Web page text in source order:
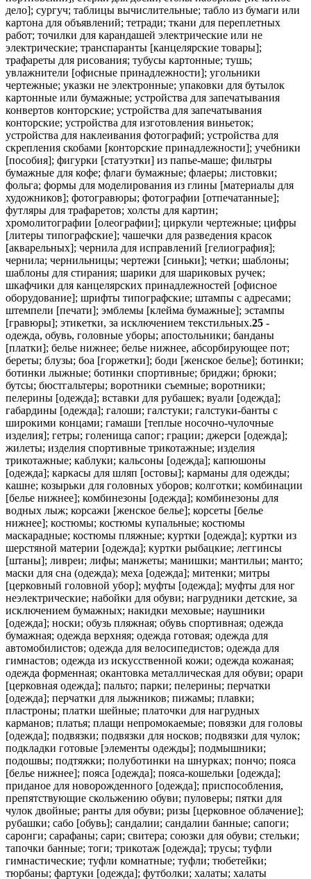
дело]; сургуч; таблицы вычислительные; табло из бумаги или
картона для объявлений; тетради; ткани для переплетных
работ; точилки для карандашей электрические или не
электрические; транспаранты [канцелярские товары];
трафареты для рисования; тубусы картонные; тушь;
увлажнители [офисные принадлежности]; угольники
чертежные; указки не электронные; упаковки для бутылок
картонные или бумажные; устройства для запечатывания
конвертов конторские; устройства для запечатывания
конторские; устройства для изготовления виньеток;
устройства для наклеивания фотографий; устройства для
скрепления скобами [конторские принадлежности]; учебники
[пособия]; фигурки [статуэтки] из папье-маше; фильтры
бумажные для кофе; флаги бумажные; флаеры; листовки;
фольга; формы для моделирования из глины [материалы для
художников]; фотогравюры; фотографии [отпечатанные];
футляры для трафаретов; холсты для картин;
хромолитографии [олеографии]; циркули чертежные; цифры
[литеры типографские]; чашечки для разведения красок
[акварельных]; чернила для исправлений [гелиография];
чернила; чернильницы; чертежи [синьки]; четки; шаблоны;
шаблоны для стирания; шарики для шариковых ручек;
шкафчики для канцелярских принадлежностей [офисное
оборудование]; шрифты типографские; штампы с адресами;
штемпели [печати]; эмблемы [клейма бумажные]; эстампы
[гравюры]; этикетки, за исключением текстильных.25 -
одежда, обувь, головные уборы; апостольники; банданы
[платки]; белье нижнее; белье нижнее, абсорбирующее пот;
береты; блузы; боа [горжетки]; боди [женское белье]; ботинки;
ботинки лыжные; ботинки спортивные; бриджи; брюки;
бутсы; бюстгальтеры; воротники съемные; воротники;
пелерины [одежда]; вставки для рубашек; вуали [одежда];
габардины [одежда]; галоши; галстуки; галстуки-банты с
широкими концами; гамаши [теплые носочно-чулочные
изделия]; гетры; голенища сапог; грации; джерси [одежда];
жилеты; изделия спортивные трикотажные; изделия
трикотажные; каблуки; кальсоны [одежда]; капюшоны
[одежда]; каркасы для шляп [остовы]; карманы для одежды;
кашне; козырьки для головных уборов; колготки; комбинации
[белье нижнее]; комбинезоны [одежда]; комбинезоны для
водных лыж; корсажи [женское белье]; корсеты [белье
нижнее]; костюмы; костюмы купальные; костюмы
маскарадные; костюмы пляжные; куртки [одежда]; куртки из
шерстяной материи [одежда]; куртки рыбацкие; леггинсы
[штаны]; ливреи; лифы; манжеты; манишки; мантильи; манто;
маски для сна (одежда); меха [одежда]; митенки; митры
[церковный головной убор]; муфты [одежда]; муфты для ног
неэлектрические; набойки для обуви; нагрудники детские, за
исключением бумажных; накидки меховые; наушники
[одежда]; носки; обузь пляжная; обувь спортивная; одежда
бумажная; одежда верхняя; одежда готовая; одежда для
автомобилистов; одежда для велосипедистов; одежда для
гимнастов; одежда из искусственной кожи; одежда кожаная;
одежда форменная; окантовка металлическая для обуви; орари
[церковная одежда]; пальто; парки; пелерины; перчатки
[одежда]; перчатки для лыжников; пижамы; плавки;
пластроны; платки шейные; платочки для нагрудных
карманов; платья; плащи непромокаемые; повязки для головы
[одежда]; подвязки; подвязки для носков; подвязки для чулок;
подкладки готовые [элементы одежды]; подмышники;
подошвы; подтяжки; полуботинки на шнурках; пончо; пояса
[белье нижнее]; пояса [одежда]; пояса-кошельки [одежда];
приданое для новорожденного [одежда]; приспособления,
препятствующие скольжению обуви; пуловеры; пятки для
чулок двойные; ранты для обуви; ризы [церковное облачение];
рубашки; сабо [обувь]; сандалии; сандалии банные; сапоги;
саронги; сарафаны; сари; свитера; союзки для обуви; стельки;
тапочки банные; тоги; трикотаж [одежда]; трусы; туфли
гимнастические; туфли комнатные; туфли; тюбетейки;
тюрбаны; фартуки [одежда]; футболки; халаты; халаты